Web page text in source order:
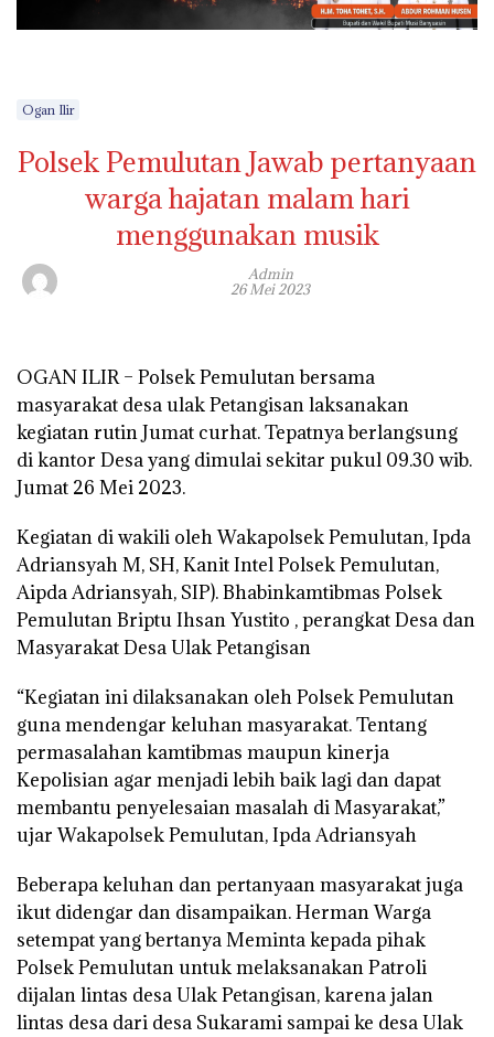
Ogan Ilir
Polsek Pemulutan Jawab pertanyaan
warga hajatan malam hari
menggunakan musik
Admin
26 Mei 2023
OGAN ILIR – Polsek Pemulutan bersama
masyarakat desa ulak Petangisan laksanakan
kegiatan rutin Jumat curhat. Tepatnya berlangsung
di kantor Desa yang dimulai sekitar pukul 09.30 wib.
Jumat 26 Mei 2023.
Kegiatan di wakili oleh Wakapolsek Pemulutan, Ipda
Adriansyah M, SH, Kanit Intel Polsek Pemulutan,
Aipda Adriansyah, SIP). Bhabinkamtibmas Polsek
Pemulutan Briptu Ihsan Yustito , perangkat Desa dan
Masyarakat Desa Ulak Petangisan
“Kegiatan ini dilaksanakan oleh Polsek Pemulutan
guna mendengar keluhan masyarakat. Tentang
permasalahan kamtibmas maupun kinerja
Kepolisian agar menjadi lebih baik lagi dan dapat
membantu penyelesaian masalah di Masyarakat,”
ujar Wakapolsek Pemulutan, Ipda Adriansyah
Beberapa keluhan dan pertanyaan masyarakat juga
ikut didengar dan disampaikan. Herman Warga
setempat yang bertanya Meminta kepada pihak
Polsek Pemulutan untuk melaksanakan Patroli
dijalan lintas desa Ulak Petangisan, karena jalan
lintas desa dari desa Sukarami sampai ke desa Ulak